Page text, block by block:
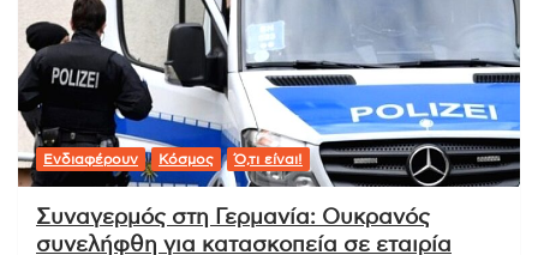
Ενδιαφέρουν Κόσμος Ό,τι είναι!
Συναγερμός στη Γερμανία: Ουκρανός
συνελήφθη για κατασκοπεία σε εταιρία